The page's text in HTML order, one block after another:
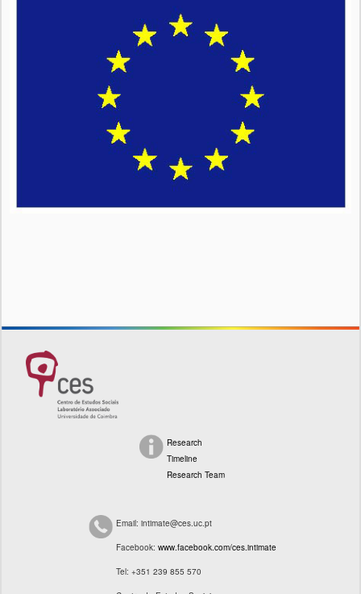
RECURSOS
AUDIOVISUAL
STATISTICS
LEGISLATION
CONTACTO
Research
Timeline
Research Team
Email: intimate@ces.uc.pt
Facebook: www.facebook.com/ces.intimate
Tel: +351 239 855 570